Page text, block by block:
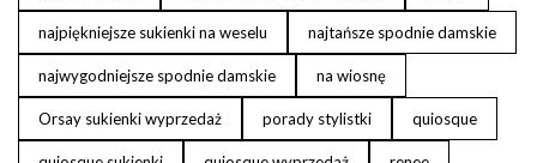
najpiękniejsze sukienki na weselu najtańsze spodnie damskie
najwygodniejsze spodnie damskie na wiosnę
Orsay sukienki wyprzedaż porady stylistki quiosque